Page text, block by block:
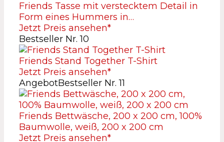
Friends Tasse mit verstecktem Detail in
Form eines Hummers in…
Jetzt Preis ansehen*
Bestseller Nr. 10
Friends Stand Together T-Shirt
Jetzt Preis ansehen*
AngebotBestseller Nr. 11
Friends Bettwäsche, 200 x 200 cm, 100%
Baumwolle, weiß, 200 x 200 cm
Jetzt Preis ansehen*